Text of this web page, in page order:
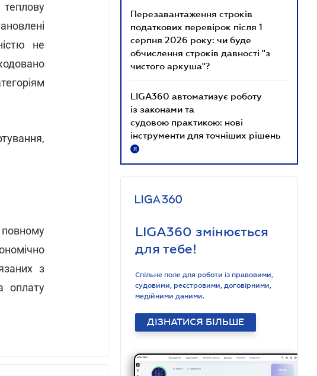
не
з
оплату
Перезавантаження строків
податкових перевірок після 1
серпня 2026 року: чи буде
обчислення строків давності "з
чистого аркуша"?
LIGA360 автоматизує роботу
із законами та
судовою практикою: нові
інструменти для точніших рішень
R
LIGA360 змінюється
для тебе!
Спільне поле для роботи із правовими,
судовими, реєстровими, договірними,
медійними даними.
ДІЗНАТИСЯ БІЛЬШЕ